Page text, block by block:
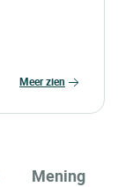
meer zien
Mening